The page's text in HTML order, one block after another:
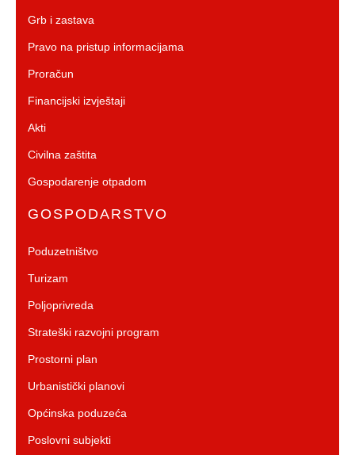
Grb i zastava
Pravo na pristup informacijama
Proračun
Financijski izvještaji
Akti
Civilna zaštita
Gospodarenje otpadom
GOSPODARSTVO
Poduzetništvo
Turizam
Poljoprivreda
Strateški razvojni program
Prostorni plan
Urbanistički planovi
Općinska poduzeća
Poslovni subjekti